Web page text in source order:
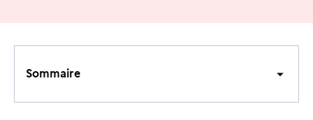
Sommaire